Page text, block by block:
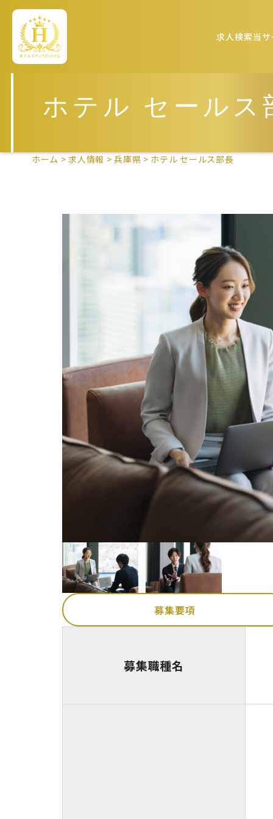
求人検索当
ホテル セールス
ホーム >求人情報 >兵庫県 > ホテル セールス部長
募集要項
募集職種名